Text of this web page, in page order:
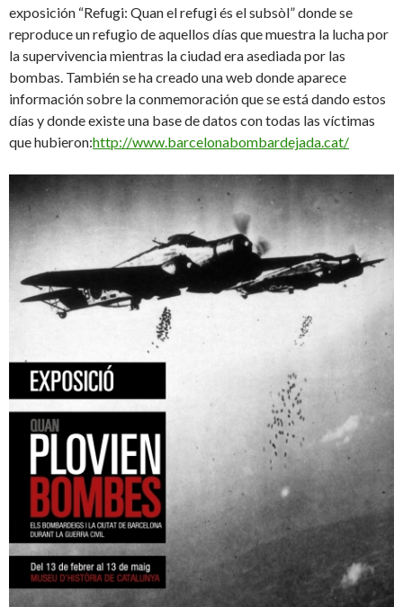
exposición “Refugi: Quan el refugi és el subsòl” donde se
reproduce un refugio de aquellos días que muestra la lucha por
la supervivencia mientras la ciudad era asediada por las
bombas. También se ha creado una web donde aparece
información sobre la conmemoración que se está dando estos
días y donde existe una base de datos con todas las víctimas
que hubieron:http://www.barcelonabombardejada.cat/